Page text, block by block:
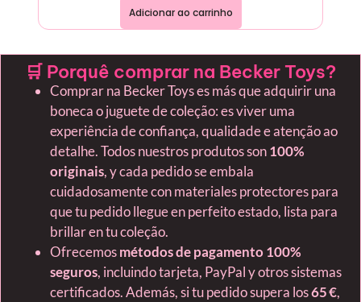
Adicionar ao carrinho
🛒 Porquê comprar na Becker Toys?
Comprar na Becker Toys es más que adquirir una
boneca o juguete de coleção: es viver uma
experiência de confiança, qualidade e atenção ao
detalhe. Todos nuestros produtos son100%
originais, y cada pedido se embala
cuidadosamente con materiales protectores para
que tu pedido llegue en perfeito estado, lista para
brillar en tu coleção.
Ofrecemosmétodos de pagamento 100%
seguros, incluindo tarjeta, PayPal y otros sistemas
certificados. Además, si tu pedido supera los65 €,